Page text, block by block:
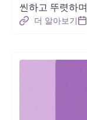
씬하고 뚜렷하
더 알아보기